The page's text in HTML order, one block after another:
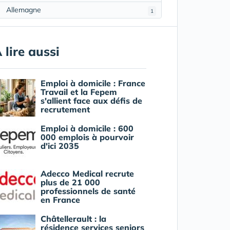
1
Allemagne
lire aussi
Emploi à domicile : France
Travail et la Fepem
s'allient face aux défis de
recrutement
Emploi à domicile : 600
000 emplois à pourvoir
d'ici 2035
Adecco Medical recrute
plus de 21 000
professionnels de santé
en France
Châtellerault : la
résidence services seniors